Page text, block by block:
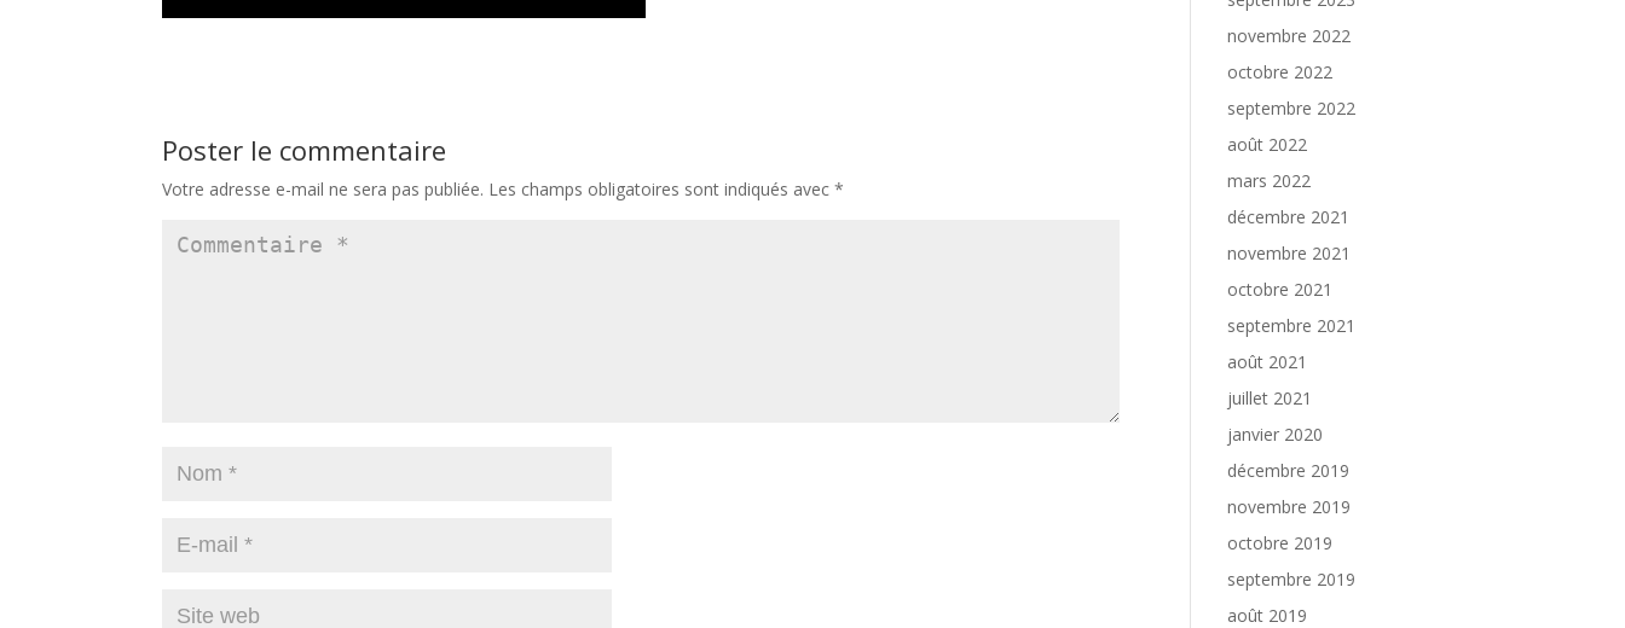
Poster le commentaire
Votre adresse e-mail ne sera pas publiée. Les champs obligatoires sont indiqués avec*
novembre 2022
octobre 2022
septembre 2022
août 2022
mars 2022
décembre 2021
novembre 2021
octobre 2021
septembre 2021
août 2021
juillet 2021
janvier 2020
décembre 2019
novembre 2019
octobre 2019
septembre 2019
août 2019